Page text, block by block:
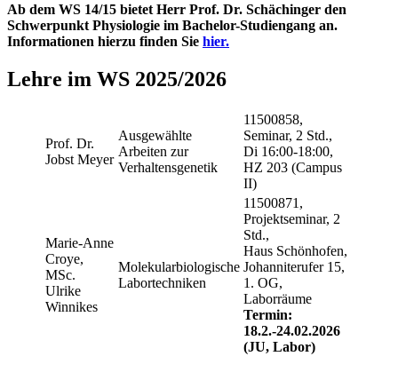
Ab dem WS 14/15 bietet Herr Prof. Dr. Schächinger den
Schwerpunkt Physiologie im Bachelor-Studiengang an.
Informationen hierzu finden Sie hier.
Lehre im WS 2025/2026
Prof. Dr.
Jobst Meyer
Ausgewählte
Arbeiten zur
Verhaltensgenetik
11500858,
Seminar, 2 Std.,
Di 16:00-18:00,
HZ 203 (Campus
II)
Marie-Anne
Croye,
MSc.
Ulrike
Winnikes
Molekularbiologische
Labortechniken
11500871,
Projektseminar, 2
Std.,
Haus Schönhofen,
Johanniterufer 15,
1. OG,
Laborräume
Termin:
18.2.-24.02.2026
(JU, Labor)